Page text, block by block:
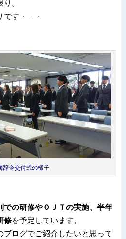
。
す・・・
辞令交付式の様子
での研修やＯＪＴの実施、半年
修を予定しています。
ブログでご紹介したいと思って